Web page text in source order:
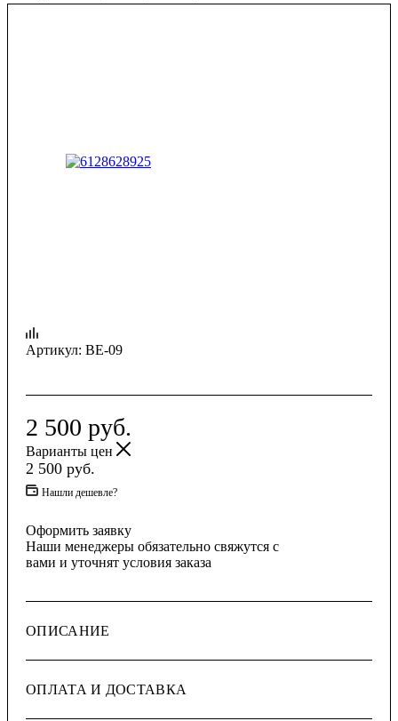
Артикул: ВЕ-09
2 500 руб.
Варианты цен
2 500 руб.
Нашли дешевле?
Оформить заявку
Наши менеджеры обязательно свяжутся с
вами и уточнят условия заказа
ОПИСАНИЕ
ОПЛАТА И ДОСТАВКА